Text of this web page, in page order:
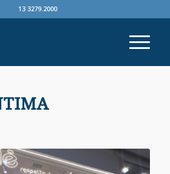
13 3279.2000